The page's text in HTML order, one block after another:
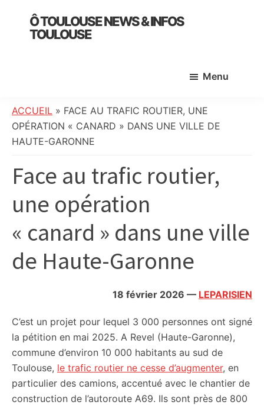
primary
Ô TOULOUSE NEWS & INFOS
TOULOUSE
:
info
locale,
culture,
politique,
météo,
divers
initiatives
Menu
ACCUEIL » FACE AU TRAFIC ROUTIER, UNE
OPÉRATION « CANARD » DANS UNE VILLE DE
HAUTE-GARONNE
Face au trafic routier,
une opération
« canard » dans une ville
de Haute-Garonne
18 février 2026 — LEPARISIEN
C’est un projet pour lequel 3 000 personnes ont signé
la pétition en mai 2025. A Revel (Haute-Garonne),
commune d’environ 10 000 habitants au sud de
Toulouse, le trafic routier ne cesse d’augmenter, en
particulier des camions, accentué avec le chantier de
construction de l’autoroute A69. Ils sont près de 800